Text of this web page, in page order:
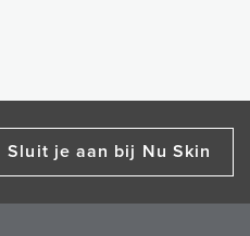
Sluit je aan bij Nu Skin